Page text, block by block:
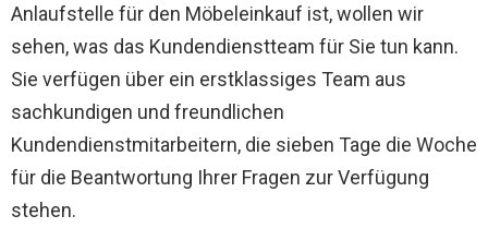
Anlaufstelle für den Möbeleinkauf ist, wollen wir
sehen, was das Kundendienstteam für Sie tun kann.
Sie verfügen über ein erstklassiges Team aus
sachkundigen und freundlichen
Kundendienstmitarbeitern, die sieben Tage die Woche
für die Beantwortung Ihrer Fragen zur Verfügung
stehen.